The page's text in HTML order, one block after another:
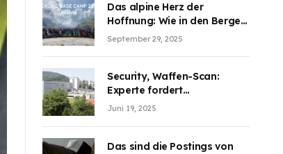
teilzuhaben
Das alpine Herz der
Hoffnung: Wie in den Bergen
Österreichs die unsichtbaren
September 29, 2025
Security, Waffen-Scan:
Experte fordert
Sicherheitsdiskussion an
Juni 19, 2025
Das sind die Postings von